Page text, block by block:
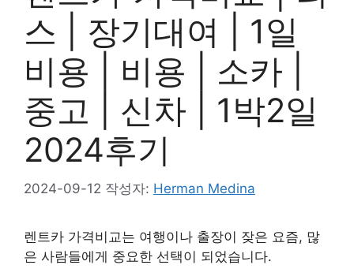
스 | 장기대여 | 1일
비용 | 비용 | 소카 |
중고 | 신차 | 1박2일
2024후기
2024-09-12 작성자: Herman Medina
렌트카 가격비교는 여행이나 출장이 잦은 요즘, 많
은 사람들에게 중요한 선택이 되었습니다.